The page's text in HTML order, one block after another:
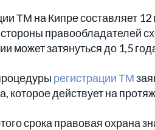
ТМ на Кипре составляет
правообладателей
может затянуться до 1,5
регистрации ТМ
которое действует на
срока правовая охрана